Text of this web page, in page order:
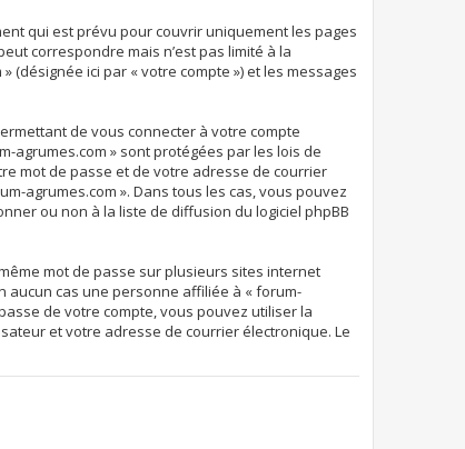
qui est prévu pour couvrir uniquement les pages
correspondre mais n’est pas limité à la
(désignée ici par « votre compte ») et les messages
de vous connecter à votre compte
agrumes.com » sont protégées par les lois de
mot de passe et de votre adresse de courrier
agrumes.com ». Dans tous les cas, vous pouvez
ou non à la liste de diffusion du logiciel phpBB
mot de passe sur plusieurs sites internet
aucun cas une personne affiliée à « forum-
de votre compte, vous pouvez utiliser la
et votre adresse de courrier électronique. Le